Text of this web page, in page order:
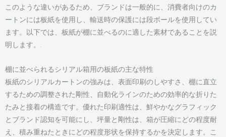
このような違いがあるため、ブランドは一般的に、消費者向けのカ
ートンには板紙を使用し、輸送時の保護には段ボールを使用してい
ます。以下では、板紙が棚に並べるのに適した素材であることを説
明します。.
棚に並べられるシリアル箱用の板紙の主な特性
板紙のシリアルカートンの強みは、表面印刷のしやすさ、棚に直立
するための調整された剛性、自動化ラインのための効率的な折りた
たみと接着の構造です。優れた印刷適性は、鮮やかなグラフィック
とブランド認知を可能にし、坪量と剛性は、箱が圧縮にどの程度耐
え、積み重ねたときにどの程度形状を保持するかを決定します。こ